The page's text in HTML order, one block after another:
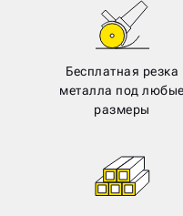
Бесплатная резка
металла под любые
размеры